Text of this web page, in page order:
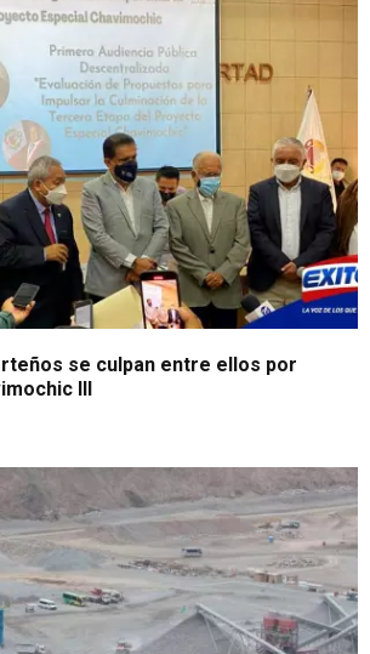
se culpan entre ellos por
lll